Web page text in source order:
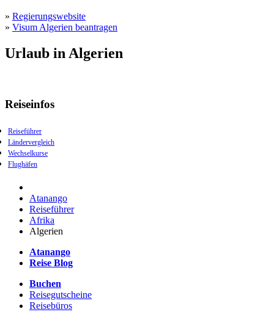
» Regierungswebsite
» Visum Algerien beantragen
Urlaub in Algerien
Reiseinfos
Reiseführer
Ländervergleich
Wechselkurse
Flughäfen
Atanango
Reiseführer
Afrika
Algerien
Atanango
Reise Blog
Buchen
Reisegutscheine
Reisebüros